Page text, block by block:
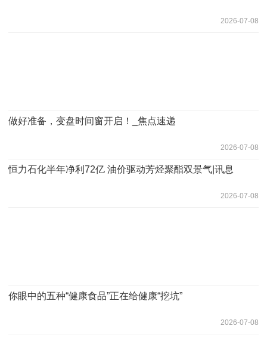
2026-07-08
做好准备，变盘时间窗开启！_焦点速递
2026-07-08
恒力石化半年净利72亿 油价驱动芳烃聚酯双景气|讯息
2026-07-08
你眼中的五种“健康食品”正在给健康“挖坑”
2026-07-08